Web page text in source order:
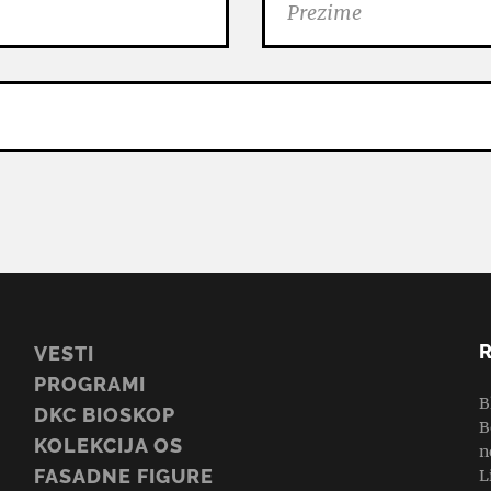
VESTI
PROGRAMI
DKC BIOSKOP
KOLEKCIJA OS
FASADNE FIGURE